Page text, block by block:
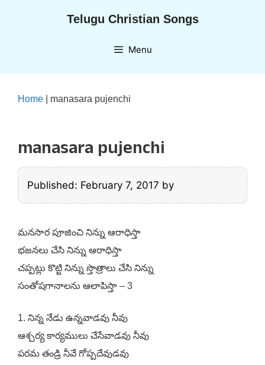
Telugu Christian Songs
Menu
Home manasara pujenchi
manasara pujenchi
Published: February 7, 2017 by
మనసార పూజించి నిన్ను ఆరాధిస్తా
భజనలు చేసి నిన్ను ఆరాధిస్తా
చప్పట్లు కొట్టి నిన్ను స్తొత్రాలు చేసి నిన్ను
సంతోషగానాలను ఆలాపిస్తా – 3
1. నిన్న నేడు ఉన్నవాడవు నీవు
ఆశ్చర్య కార్యములు చేసేవాడవు నీవు
పరమ తండ్రి నీవే గోప్పదేవుడవు